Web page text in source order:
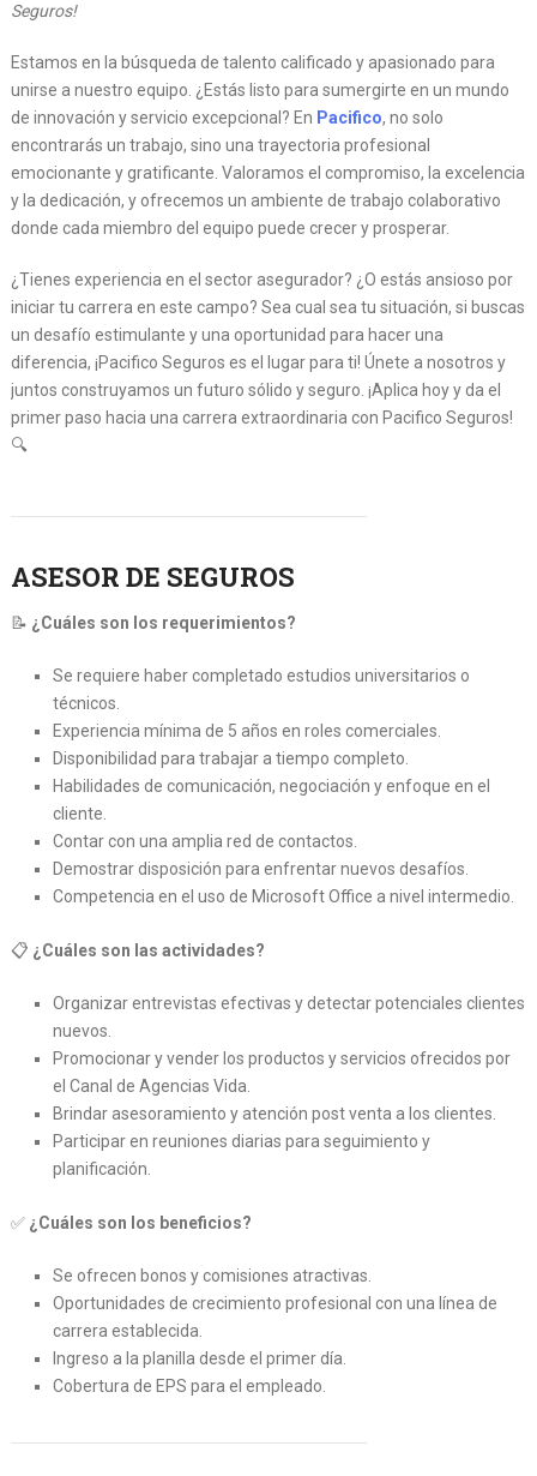
Seguros!
Estamos en la búsqueda de talento calificado y apasionado para
unirse a nuestro equipo. ¿Estás listo para sumergirte en un mundo
de innovación y servicio excepcional? En Pacifico, no solo
encontrarás un trabajo, sino una trayectoria profesional
emocionante y gratificante. Valoramos el compromiso, la excelencia
y la dedicación, y ofrecemos un ambiente de trabajo colaborativo
donde cada miembro del equipo puede crecer y prosperar.
¿Tienes experiencia en el sector asegurador? ¿O estás ansioso por
iniciar tu carrera en este campo? Sea cual sea tu situación, si buscas
un desafío estimulante y una oportunidad para hacer una
diferencia, ¡Pacifico Seguros es el lugar para ti! Únete a nosotros y
juntos construyamos un futuro sólido y seguro. ¡Aplica hoy y da el
primer paso hacia una carrera extraordinaria con Pacifico Seguros!
🔍
ASESOR DE SEGUROS
📝 ¿Cuáles son los requerimientos?
Se requiere haber completado estudios universitarios o
técnicos.
Experiencia mínima de 5 años en roles comerciales.
Disponibilidad para trabajar a tiempo completo.
Habilidades de comunicación, negociación y enfoque en el
cliente.
Contar con una amplia red de contactos.
Demostrar disposición para enfrentar nuevos desafíos.
Competencia en el uso de Microsoft Office a nivel intermedio.
📋 ¿Cuáles son las actividades?
Organizar entrevistas efectivas y detectar potenciales clientes
nuevos.
Promocionar y vender los productos y servicios ofrecidos por
el Canal de Agencias Vida.
Brindar asesoramiento y atención post venta a los clientes.
Participar en reuniones diarias para seguimiento y
planificación.
✅ ¿Cuáles son los beneficios?
Se ofrecen bonos y comisiones atractivas.
Oportunidades de crecimiento profesional con una línea de
carrera establecida.
Ingreso a la planilla desde el primer día.
Cobertura de EPS para el empleado.